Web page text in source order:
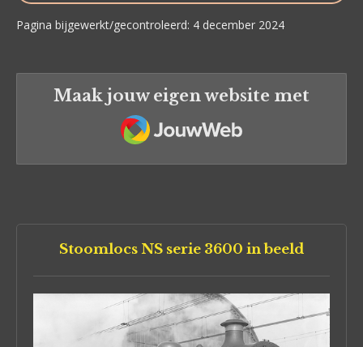
Pagina bijgewerkt/gecontroleerd: 4 december 2024
Maak jouw eigen website met
JouwWeb
Stoomlocs NS serie 3600 in beeld